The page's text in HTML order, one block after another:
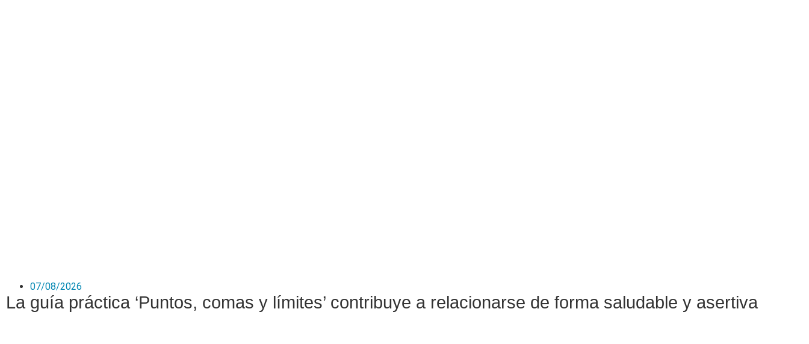
07/08/2026
La guía práctica ‘Puntos, comas y límites’ contribuye a relacionarse de forma saludable y asertiva